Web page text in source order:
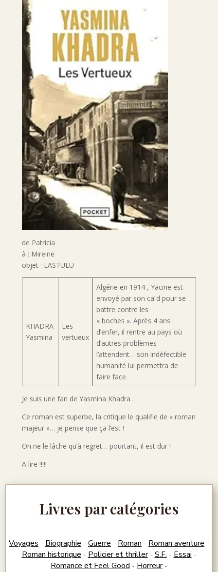
de Patricia
à : Mireine
objet : LASTULU
KHADRA
Yasmina
Les
vertueux
Algérie en 1914 , Yacine est
envoyé par son caïd pour se
battre contre les
« boches ». Après 4 ans
d’enfer, il rentre au pays où
d’autres problèmes
l’attendent… son indéfectible
humanité lui permettra de
faire face
Je suis une fan de Yasmina Khadra…
Ce roman est superbe, la critique le qualifie de « roman
majeur »… je pense que ça l’est !
On ne le lâche qu’à regret… pourtant, il est dur !
A lire !!!!!
Livres par catégories
Voyages - Biographie - Guerre - Roman - Roman aventure -
Roman historique - Policier et thriller- S.F. - Essai -
Romance et Feel Good - Horreur-